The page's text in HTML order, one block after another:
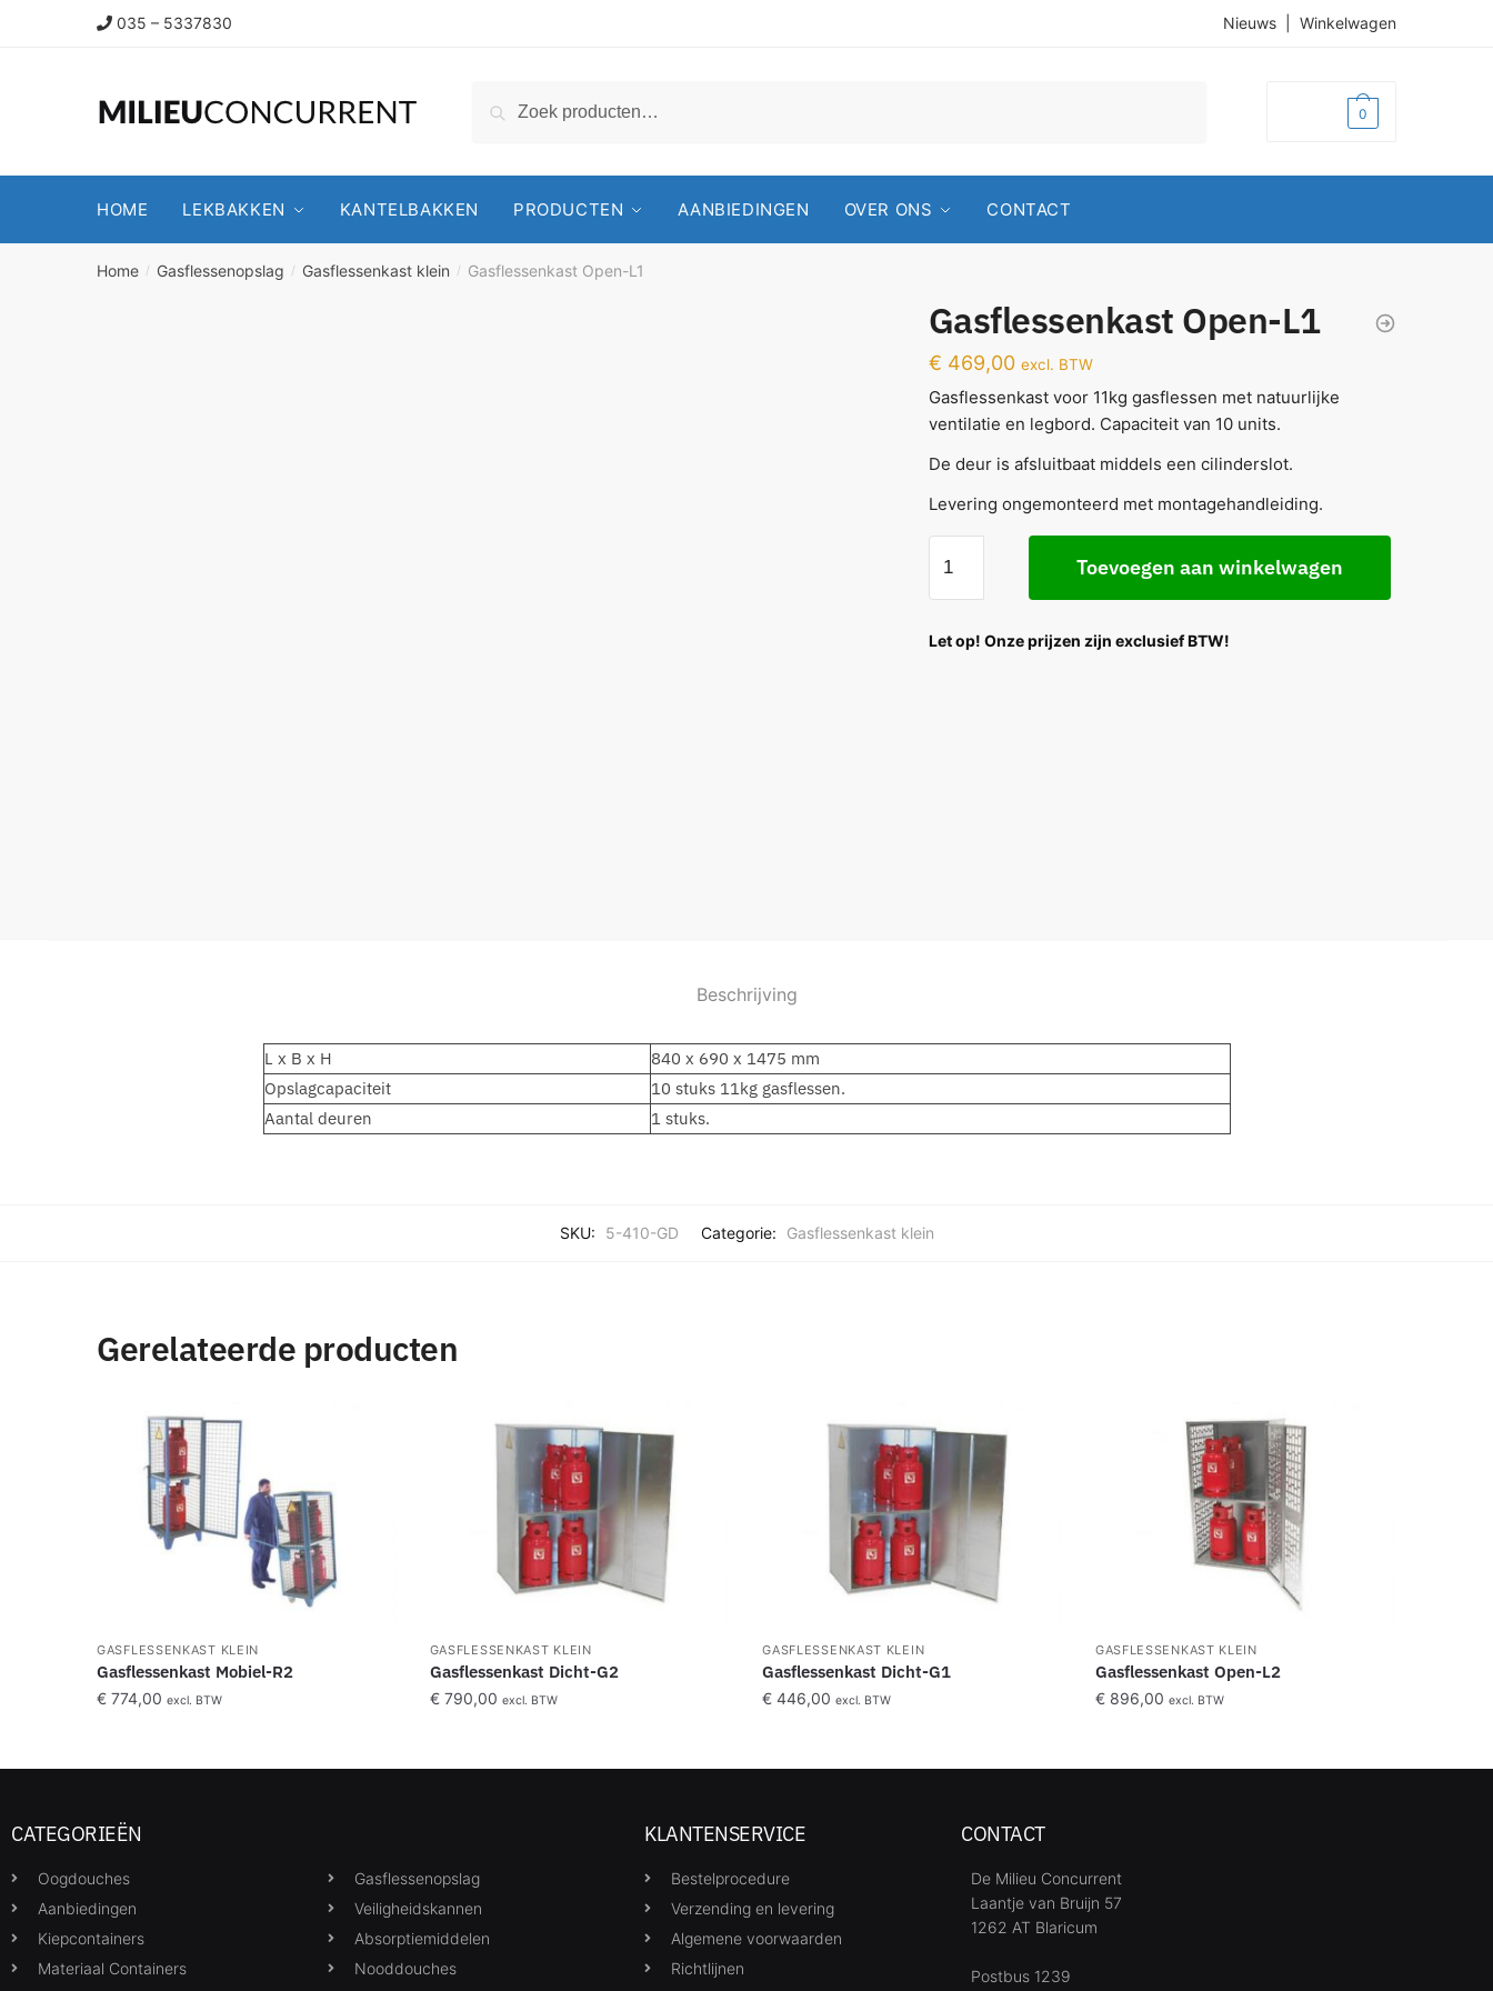
035 – 5337830 Nieuws Winkelwagen
Zoeken 0
HOME LEKBAKKEN KANTELBAKKEN PRODUCTEN AANBIEDINGEN OVER ONS CONTACT
Home / Gasflessenopslag / Gasflessenkast klein / Gasflessenkast Open-L1
Gasflessenkast Open-L1
€ 469,00 excl. BTW
Gasflessenkast voor 11kg gasflessen met natuurlijke
ventilatie en legbord. Capaciteit van 10 units.
De deur is afsluitbaat middels een cilinderslot.
Levering ongemonteerd met montagehandleiding.
Toevoegen aan winkelwagen
Let op! Onze prijzen zijn exclusief BTW!
Beschrijving
L x B x H
840 x 690 x 1475 mm
Opslagcapaciteit
10 stuks 11kg gasflessen.
Aantal deuren
1 stuks.
SKU: 5-410-GD Categorie: Gasflessenkast klein
Gerelateerde producten
GASFLESSENKAST KLEIN
Gasflessenkast Mobiel-R2
€ 774,00 excl. BTW
GASFLESSENKAST KLEIN
Gasflessenkast Dicht-G2
€790,00 excl. BTW
GASFLESSENKAST KLEIN
Gasflessenkast Dicht-G1
€ 446,00 excl. BTW
GASFLESSENKAST KLEIN
Gasflessenkast Open-L2
€896,00 excl. BTW
CATEGORIEËN
Oogdouches
Aanbiedingen
Kiepcontainers
Materiaal Containers
Gasflessenopslag
Veiligheidskannen
Absorptiemiddelen
Nooddouches
KLANTENSERVICE
Bestelprocedure
Verzending en levering
Algemene voorwaarden
Richtlijnen
CONTACT
De Milieu Concurrent
Laantje van Bruijn 57
1262 AT Blaricum
Postbus 1239